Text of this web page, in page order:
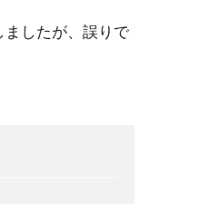
ましたが、誤りで